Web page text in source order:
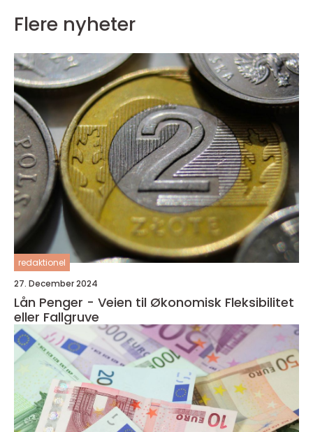
Flere nyheter
redaktionel
27. December 2024
Lån Penger - Veien til Økonomisk Fleksibilitet
eller Fallgruve